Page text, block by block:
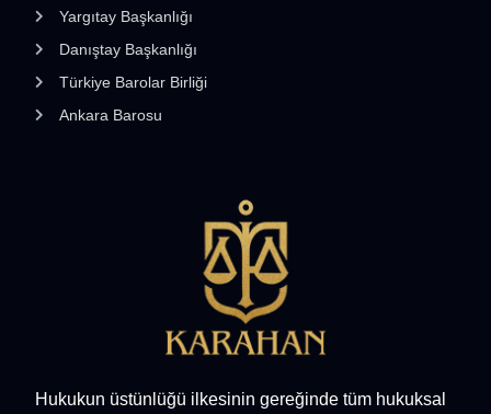
Hukukun üstünlüğü ilkesinin gereğinde tüm hukuksal
Yargıtay Başkanlığı
Danıştay Başkanlığı
Türkiye Barolar Birliği
Ankara Barosu